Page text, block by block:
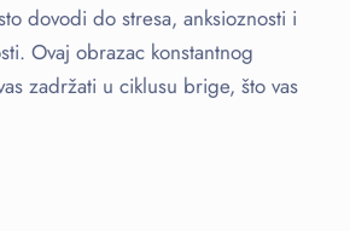
dovodi do stresa, anksioznosti i
Ovaj obrazac konstantnog
zadržati u ciklusu brige, što vas